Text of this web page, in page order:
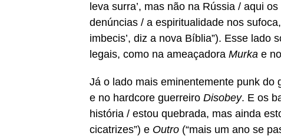
leva surra’, mas não na Rússia / aqui
denúncias / a espiritualidade nos
imbecis’, diz a nova Bíblia”). Esse lado
legais, como na ameaçadora Murka e
Já o lado mais eminentemente punk do
e no hardcore guerreiro Disobey. E os
história / estou quebrada, mas ainda
cicatrizes”) e Outro (“mais um ano se